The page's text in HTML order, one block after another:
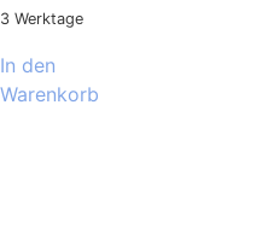
3 Werktage
In den
Warenkorb